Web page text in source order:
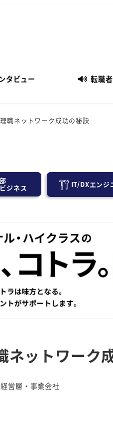
タビュー 転職
職ネットワーク成功の秘訣
ジネス IT/DXエンジ
ネットワーク
ゴリー
経営層・事業会社